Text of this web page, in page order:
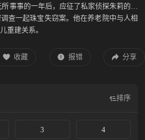
事事的一年后，应征了私家侦探朱莉的线
查一起珠宝失窃案。他在养老院中与人相
重建关系。
收藏 报错 分享
排序
3 4